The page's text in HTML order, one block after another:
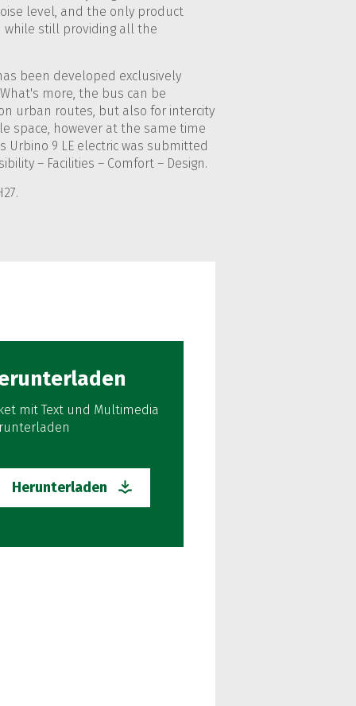
level, and the only product
while still providing all the
been developed exclusively
more, the bus can be
urban routes, but also for intercity
space, however at the same time
9 LE electric was submitted
– Facilities – Comfort – Design.
mit Text und Multimedia
Herunterladen